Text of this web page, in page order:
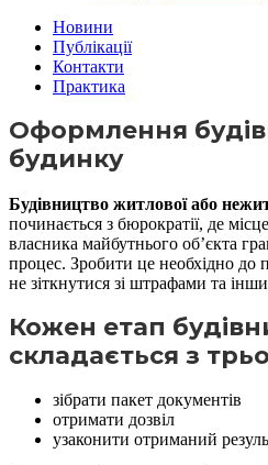
Новини
Публікації
Контакти
Практика
Оформлення
будинку
Будівництво житлової або
починається з бюрократії, де
власника майбутнього об’єкта
процес. Зробити це необхідно до
не зіткнутися зі штрафами та
Кожен етап
складається з
зібрати пакет документів
отримати дозвіл
узаконити отриманий